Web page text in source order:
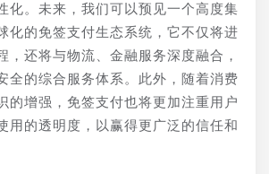
化。未来，我们可以预见一个高度集
化的免签支付生态系统，它不仅将进
，还将与物流、金融服务深度融合，
全的综合服务体系。此外，随着消费
的增强，免签支付也将更加注重用户
用的透明度，以赢得更广泛的信任和